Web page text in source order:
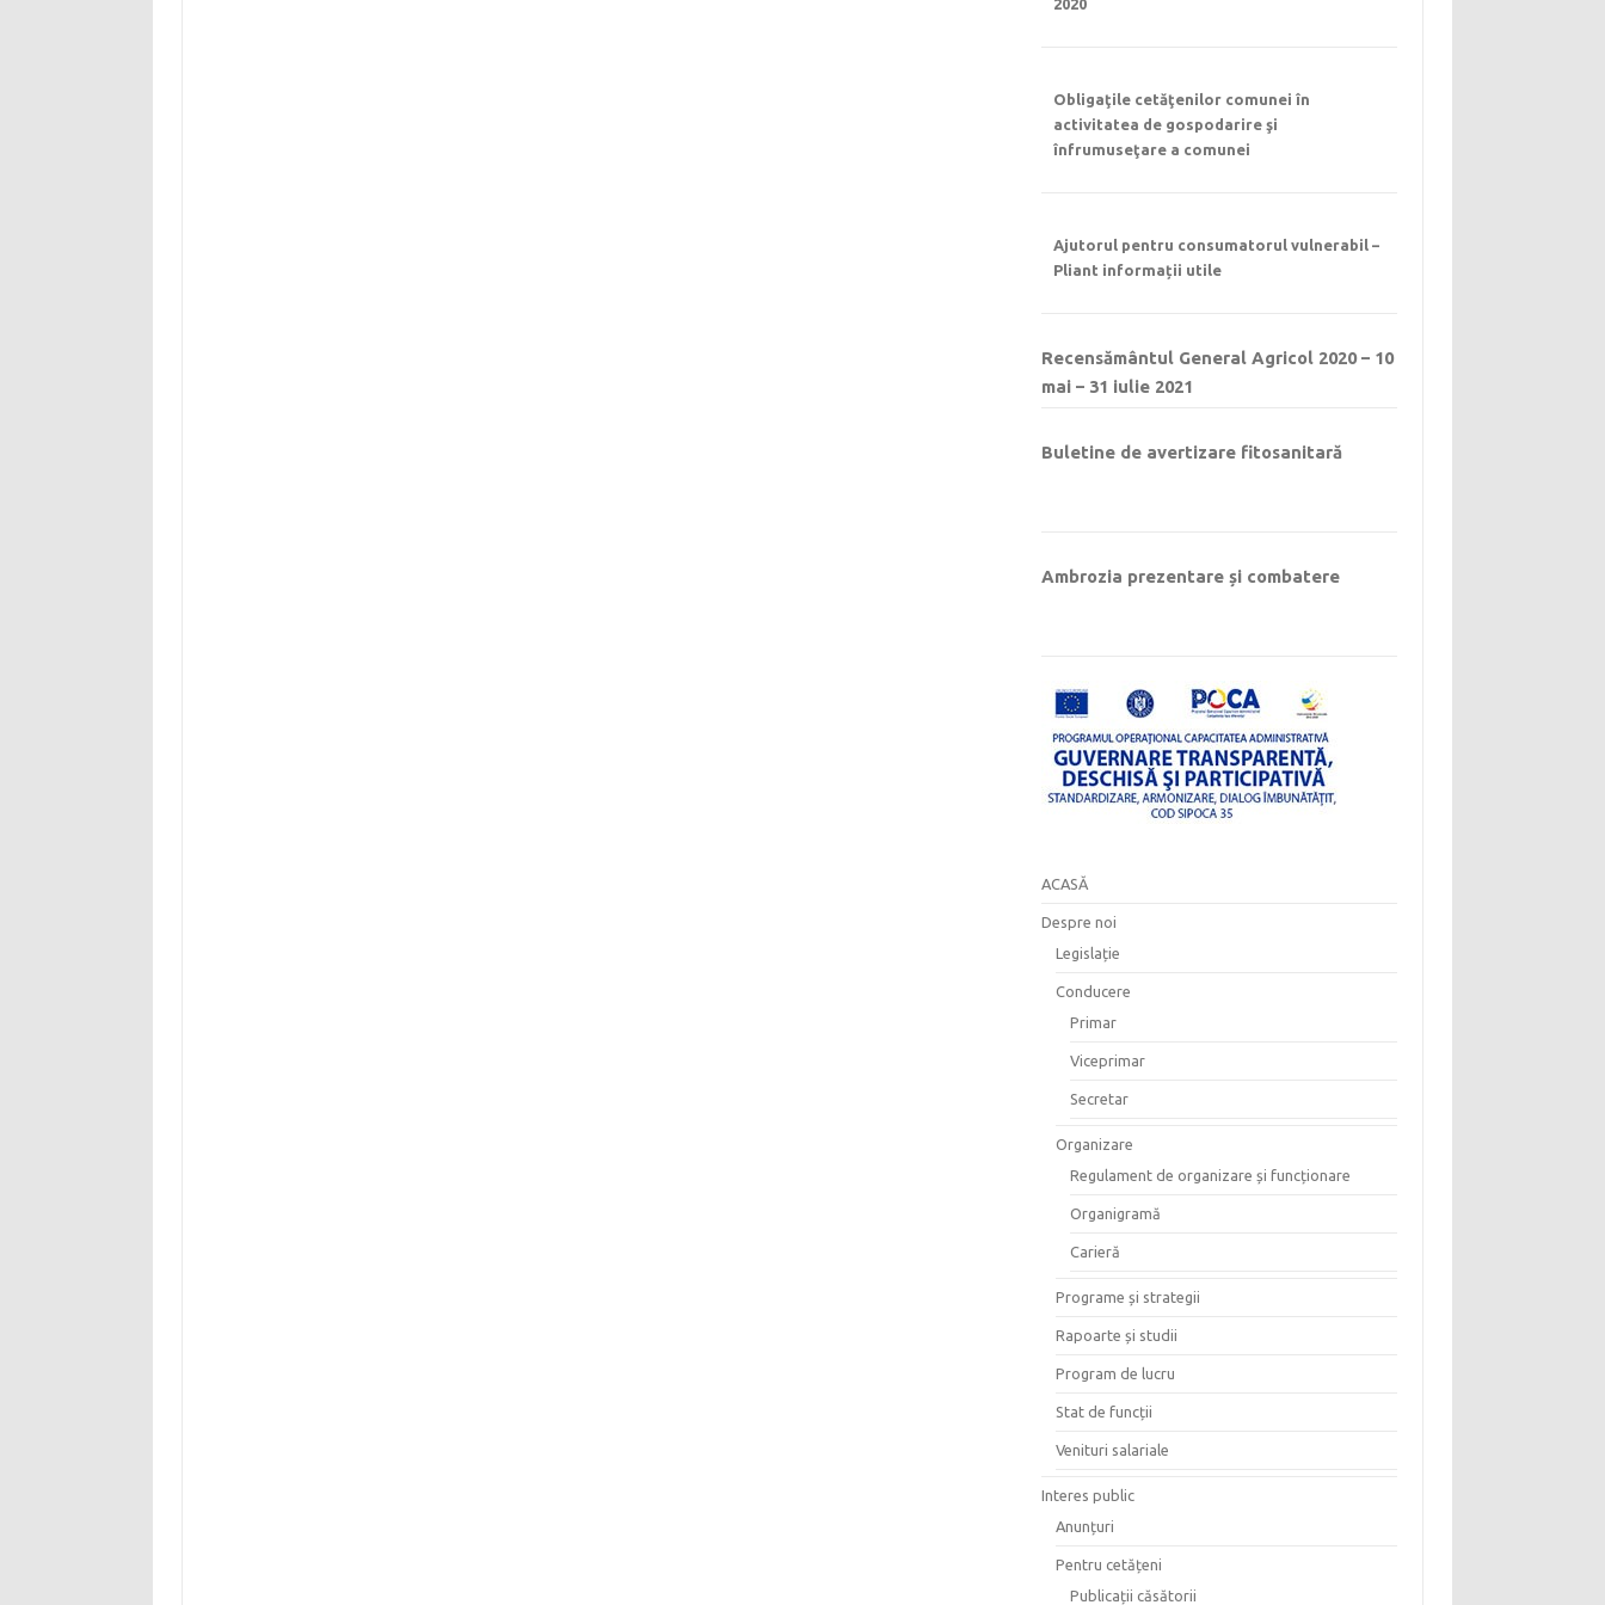
Obligaţile cetăţenilor comunei în
activitatea de gospodarire şi
înfrumuseţare a comunei
Ajutorul pentru consumatorul vulnerabil –
Pliant informații utile
Recensământul General Agricol 2020 – 10
mai – 31 iulie 2021
Buletine de avertizare fitosanitară
Ambrozia prezentare și combatere
ACASĂ
Despre noi
Legislație
Conducere
Primar
Viceprimar
Secretar
Organizare
Regulament de organizare și funcționare
Organigramă
Carieră
Programe și strategii
Rapoarte și studii
Program de lucru
Stat de funcții
Venituri salariale
Interes public
Anunțuri
Pentru cetățeni
Publicații căsătorii